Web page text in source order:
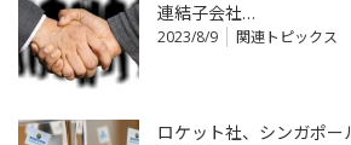
連結子会社…
2023/8/9 関連トピックス
ロケット社、シンガポ